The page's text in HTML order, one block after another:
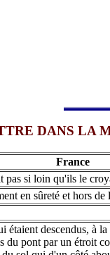
DANS LA
France
pas si loin qu'ils le
en sûreté et hors de
étaient descendus, à
du pont par un étroit